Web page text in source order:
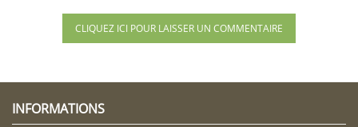
CLIQUEZ ICI POUR LAISSER UN COMMENTAIRE
INFORMATIONS